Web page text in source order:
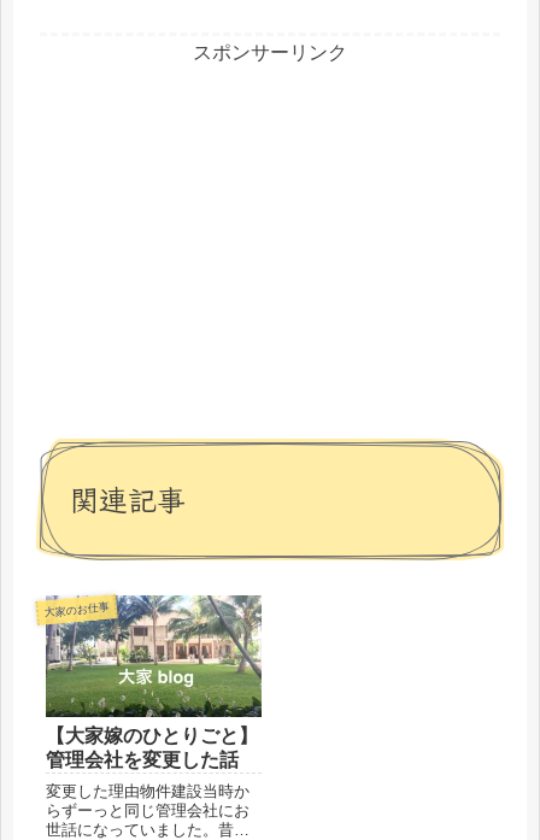
スポンサーリンク
関連記事
大家のお仕事
【大家嫁のひとりごと】
管理会社を変更した話
変更した理由物件建設当時か
らずーっと同じ管理会社にお
世話になっていました。昔か